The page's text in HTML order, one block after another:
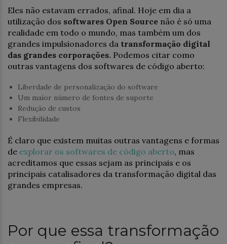
Eles não estavam errados, afinal. Hoje em dia a
utilização dos softwares Open Source não é só uma
realidade em todo o mundo, mas também um dos
grandes impulsionadores da transformação digital
das grandes corporações. Podemos citar como
outras vantagens dos softwares de código aberto:
Liberdade de personalização do software
Um maior número de fontes de suporte
Redução de custos
Flexibilidade
É claro que existem muitas outras vantagens e formas
de explorar os softwares de código aberto, mas
acreditamos que essas sejam as principais e os
principais catalisadores da transformação digital das
grandes empresas.
Por que essa transformação